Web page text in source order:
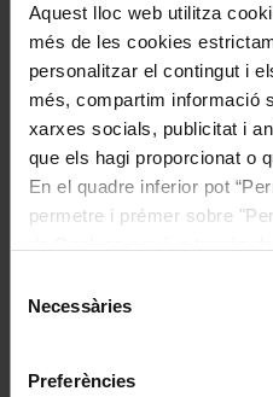
Aquest lloc web utilitza
més de les cookies
personalitzar el contingut i
més, compartim informació
xarxes socials, publicitat i
que els hagi proporcionat o
En el quadre inferior pot
permetre i prémer sobre
Necessàries
Preferències